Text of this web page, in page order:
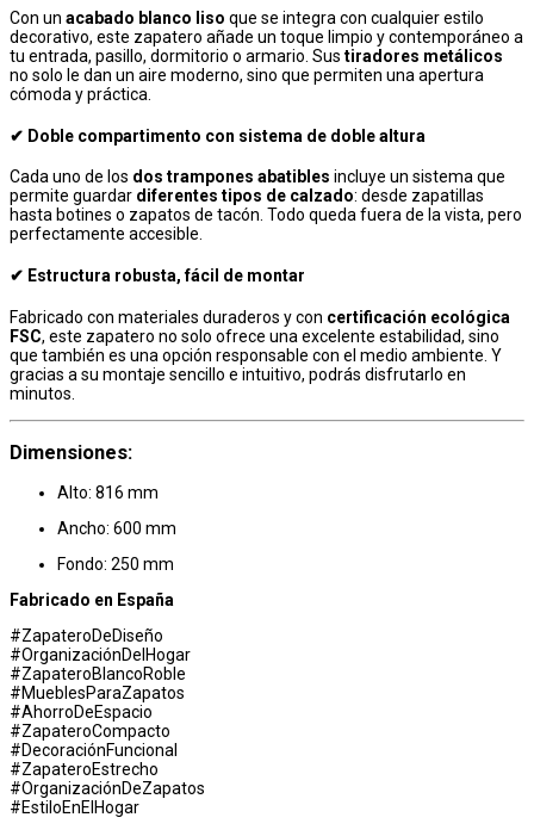
Con un acabado blanco liso que se integra con cualquier estilo
decorativo, este zapatero añade un toque limpio y contemporáneo a
tu entrada, pasillo, dormitorio o armario. Sus tiradores metálicos
no solo le dan un aire moderno, sino que permiten una apertura
cómoda y práctica.
✔ Doble compartimento con sistema de doble altura
Cada uno de los dos trampones abatibles incluye un sistema que
permite guardar diferentes tipos de calzado: desde zapatillas
hasta botines o zapatos de tacón. Todo queda fuera de la vista, pero
perfectamente accesible.
✔ Estructura robusta, fácil de montar
Fabricado con materiales duraderos y con certificación ecológica
FSC, este zapatero no solo ofrece una excelente estabilidad, sino
que también es una opción responsable con el medio ambiente. Y
gracias a su montaje sencillo e intuitivo, podrás disfrutarlo en
minutos.
Dimensiones:
Alto: 816 mm
Ancho: 600 mm
Fondo: 250 mm
Fabricado en España
#ZapateroDeDiseño
#OrganizaciónDelHogar
#ZapateroBlancoRoble
#MueblesParaZapatos
#AhorroDeEspacio
#ZapateroCompacto
#DecoraciónFuncional
#ZapateroEstrecho
#OrganizaciónDeZapatos
#EstiloEnElHogar